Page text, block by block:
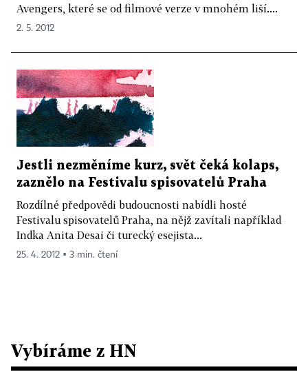
Avengers, které se od filmové verze v mnohém liší....
2. 5. 2012
Jestli nezměníme kurz, svět čeká kolaps,
zaznělo na Festivalu spisovatelů Praha
Rozdílné předpovědi budoucnosti nabídli hosté
Festivalu spisovatelů Praha, na nějž zavítali například
Indka Anita Desai či turecký esejista...
25. 4. 2012 ▪ 3 min. čtení
Vybíráme z HN